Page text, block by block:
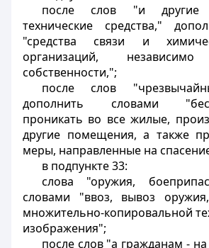
после слов "и другие
технические средства,"
"средства связи и
организаций,
собственности,";
после слов
дополнить словами
проникать во все жилые,
другие помещения, а также
меры, направленные на
в подпункте 33:
слова "оружия,
словами "ввоз, вывоз
множительно-копировальной
изображения";
после слов "а гражданам -